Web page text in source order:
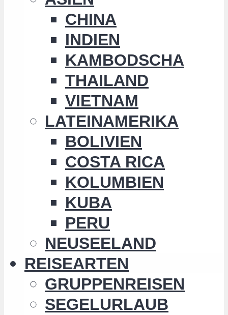
CHINA
INDIEN
KAMBODSCHA
THAILAND
VIETNAM
LATEINAMERIKA
BOLIVIEN
COSTA RICA
KOLUMBIEN
KUBA
PERU
NEUSEELAND
REISEARTEN
GRUPPENREISEN
SEGELURLAUB